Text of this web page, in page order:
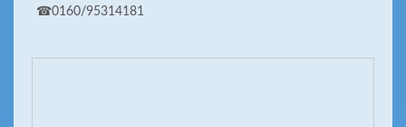
☎0160/95314181